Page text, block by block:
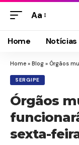
Aa
Home Notícias
Home » Blog » Órgãos
SERGIPE
Órgãos
sexta-